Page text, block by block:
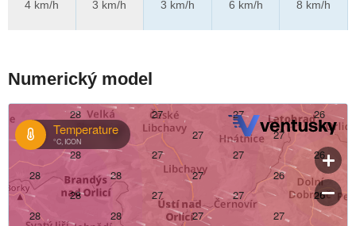
4 km/h
3 km/h
3 km/h
6 km/h
8 km/h
Numerický model